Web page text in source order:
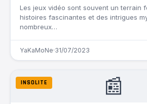
Les jeux vidéo sont souvent un terrain
histoires fascinantes et des intrigues
nombreux…
YaKaMoNe·31/07/2023
📰
INSOLITE